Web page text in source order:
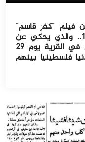
فيلم "كفر قاسم"
للمخرج اللبناني برهان علوية، ١٩٧٤.. والذي يحكي عن
المجزرة التي ارتكبها جنود الاحتلال في القرية يوم ٢٩
١٩٥٦ واستشهد فيها ٥٠ مدنيا فلسطينيا بينهم